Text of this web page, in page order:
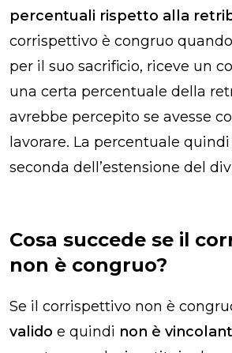
percentuali rispetto alla
corrispettivo è congruo
per il suo sacrificio, riceve un
una certa percentuale della
avrebbe percepito se avesse
lavorare. La percentuale
seconda dell’estensione del
Cosa succede se il
non è congruo?
Se il corrispettivo non è
valido e quindi non è